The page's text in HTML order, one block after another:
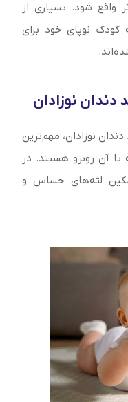
واقع شود. بسیاری از
نوپای خود برای
نوزادان
نوزادان، مهم‌ترین
آن روبرو هستند. در
لثه‌‌های حساس و